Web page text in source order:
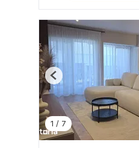
1 / 7
Previous